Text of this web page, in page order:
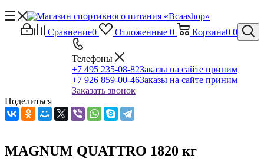
Сравнение0 Отложенные 0 Корзина0 0
Телефоны
+7 495 235-08-82Заказы на сайте приним
+7 926 859-00-46Заказы на сайте приним
Заказать звонок
Поделиться
MAGNUM QUATTRO 1820 кг